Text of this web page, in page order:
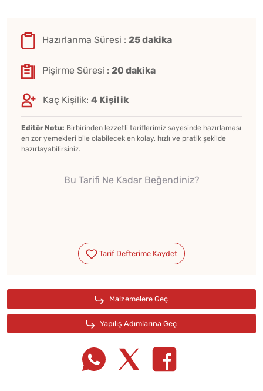
Hazırlanma Süresi : 25 dakika
Pişirme Süresi : 20 dakika
Kaç Kişilik: 4 Kişilik
Editör Notu: Birbirinden lezzetli tariflerimiz sayesinde hazırlaması
en zor yemekleri bile olabilecek en kolay, hızlı ve pratik şekilde
hazırlayabilirsiniz.
Bu Tarifi Ne Kadar Beğendiniz?